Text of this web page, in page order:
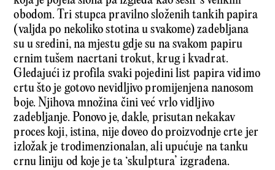
obodom. Tri stupca pravilno složenih tankih papira
(valjda po nekoliko stotina u svakome) zadebljana
su u sredini, na mjestu gdje su na svakom papiru
crnim tušem nacrtani trokut, krug i kvadrat.
Gledajući iz profila svaki pojedini list papira vidimo
crtu što je gotovo nevidljivo promijenjena nanosom
boje. Njihova množina čini već vrlo vidljivo
zadebljanje. Ponovo je, dakle, prisutan nekakav
proces koji, istina, nije doveo do proizvodnje crte jer
izložak je trodimenzionalan, ali upućuje na tanku
crnu liniju od koje je ta ‘skulptura’ izgrađena.